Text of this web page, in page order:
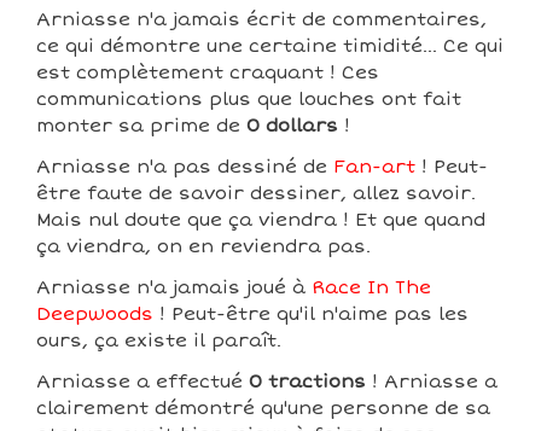
Arniasse n'a jamais écrit de commentaires,
ce qui démontre une certaine timidité... Ce qui
est complètement craquant ! Ces
communications plus que louches ont fait
monter sa prime de 0 dollars !
Arniasse n'a pas dessiné de Fan-art ! Peut-
être faute de savoir dessiner, allez savoir.
Mais nul doute que ça viendra ! Et que quand
ça viendra, on en reviendra pas.
Arniasse n'a jamais joué à Race In The
Deepwoods ! Peut-être qu'il n'aime pas les
ours, ça existe il paraît.
Arniasse a effectué 0 tractions ! Arniasse a
clairement démontré qu'une personne de sa